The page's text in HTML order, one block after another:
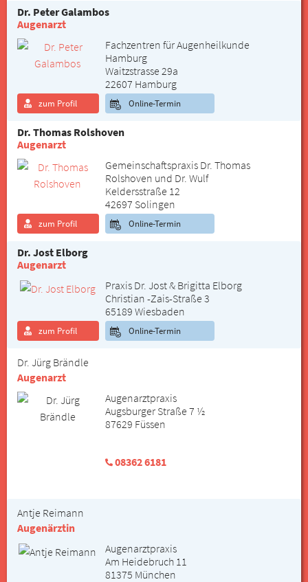
Dr. Peter Galambos
Augenarzt
Fachzentren für Augenheilkunde
Hamburg
Waitzstrasse 29a
22607 Hamburg
zum Profil Online-Termin
Dr. Thomas Rolshoven
Augenarzt
Gemeinschaftspraxis Dr. Thomas
Rolshoven und Dr. Wulf
Keldersstraße 12
42697 Solingen
zum Profil Online-Termin
Dr. Jost Elborg
Augenarzt
Praxis Dr. Jost & Brigitta Elborg
Christian -Zais-Straße 3
65189 Wiesbaden
zum Profil Online-Termin
Dr. Jürg Brändle
Augenarzt
Augenarztpraxis
Augsburger Straße 7 ½
87629 Füssen
08362 6181
Antje Reimann
Augenärztin
Augenarztpraxis
Am Heidebruch 11
81375 München